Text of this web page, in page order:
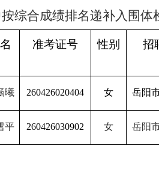
综合成绩排名递补入围体
准考证号 性别 招
曦 260426020404 女 岳阳
平 260426030902 女 岳阳